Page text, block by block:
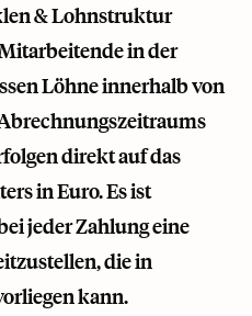
& Lohnstruktur
in der
Löhne innerhalb von
direkt auf das
in Euro. Es ist
jeder Zahlung eine
die in
kann.